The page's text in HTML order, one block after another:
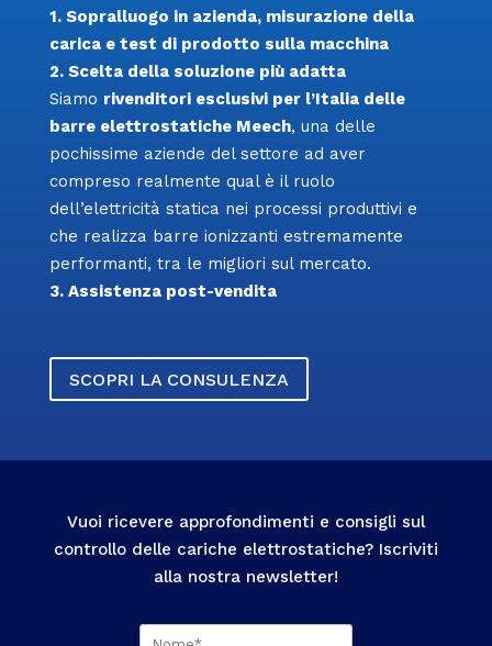
1. Sopralluogo in azienda, misurazione della
carica e test di prodotto sulla macchina
2. Scelta della soluzione più adatta
Siamo rivenditori esclusivi per l’Italia delle
barre elettrostatiche Meech, una delle
pochissime aziende del settore ad aver
compreso realmente qual è il ruolo
dell’elettricità statica nei processi produttivi e
che realizza barre ionizzanti estremamente
performanti, tra le migliori sul mercato.
3. Assistenza post-vendita
SCOPRI LA CONSULENZA
Vuoi ricevere approfondimenti e consigli sul
controllo delle cariche elettrostatiche? Iscriviti
alla nostra newsletter!